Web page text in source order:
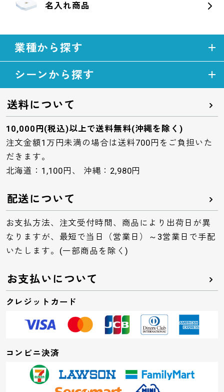
名入れ商品
業種から探す
シーンから探す
送料について
10,000円(税込)以上で送料無料(沖縄を除く)
注文金額1万円未満の場合は送料700円をご負担いた
だきます。
北海道：1,100円、 沖縄：2,980円
配送について
お支払方法、注文受付時間、商品により出荷日が異
なりますが、最短で当日（営業日）～3営業日で手配
いたします。(一部商品を除く)
お支払いについて
クレジットカード
コンビニ決済